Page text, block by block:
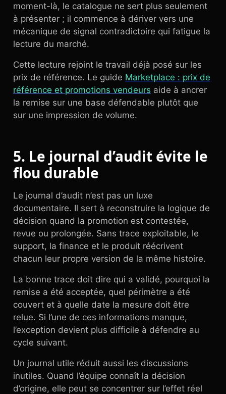
moment-là, le catalogue ne sert plus seulement
à présenter ; il commence à dériver vers une
mécanique de signal contradictoire qui fatigue la
lecture du marché.
Cette lecture rejoint le travail déjà posé sur les
prix de référence. Le guide Marketplace : prix de
référence et promotions vendeurs aide à ancrer
la remise sur une base défendable plutôt que
sur une impression de volume.
5. Le journal d’audit évite le
flou durable
Le journal d’audit n’est pas un luxe
documentaire. Il sert à reconstruire la logique de
décision quand la promotion est contestée,
revue ou prolongée. Sans trace exploitable, le
support, la finance et le produit réécrivent
chacun leur propre version de la même histoire.
La bonne trace doit dire qui a validé, pourquoi la
remise a été acceptée, quel périmètre a été
couvert et à quelle date la mesure doit être
relue. Si l’une de ces informations manque,
l’exception devient plus difficile à défendre au
cycle suivant.
Un journal utile réduit aussi les discussions
inutiles. Quand l’équipe connaît la décision
d’origine, elle peut se concentrer sur l’effet réel